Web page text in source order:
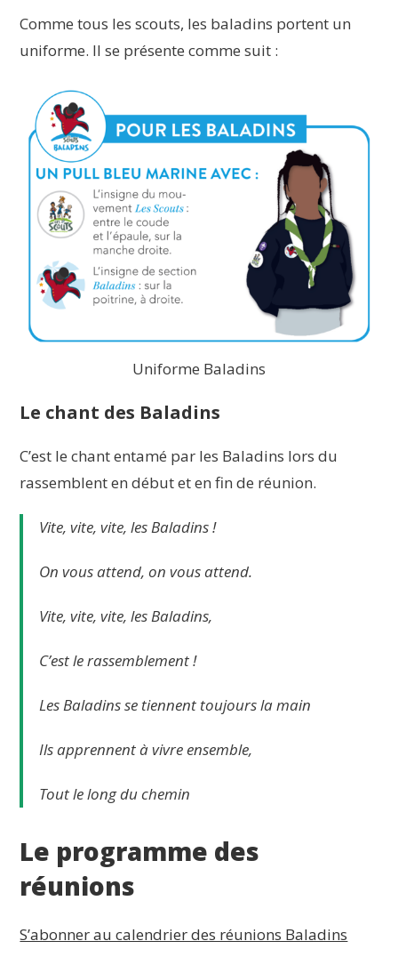
Comme tous les scouts, les baladins portent un
uniforme. Il se présente comme suit :
Uniforme Baladins
Le chant des Baladins
C’est le chant entamé par les Baladins lors du
rassemblent en début et en fin de réunion.
Vite, vite, vite, les Baladins !
On vous attend, on vous attend.
Vite, vite, vite, les Baladins,
C’est le rassemblement !
Les Baladins se tiennent toujours la main
Ils apprennent à vivre ensemble,
Tout le long du chemin
Le programme des
réunions
S’abonner au calendrier des réunions Baladins